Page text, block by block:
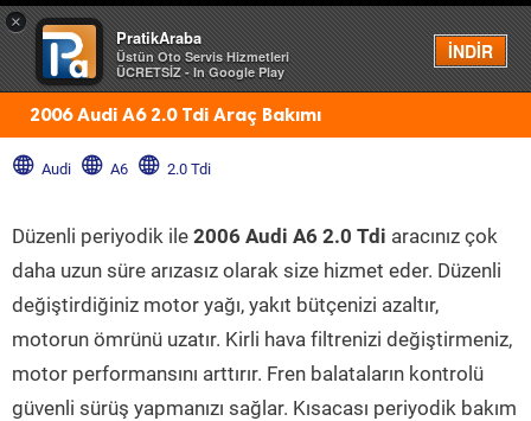
×
PratikAraba
Üstün Oto Servis Hizmetleri
ÜCRETSİZ - In Google Play
İNDİR
Menü
2006 Audi A6 2.0 Tdi Araç Bakımı
Audi A6 2.0 Tdi
Düzenli periyodik ile 2006 Audi A6 2.0 Tdi aracınız çok
daha uzun süre arızasız olarak size hizmet eder. Düzenli
değiştirdiğiniz motor yağı, yakıt bütçenizi azaltır,
motorun ömrünü uzatır. Kirli hava filtrenizi değiştirmeniz,
motor performansını arttırır. Fren balataların kontrolü
güvenli sürüş yapmanızı sağlar. Kısacası periyodik bakım